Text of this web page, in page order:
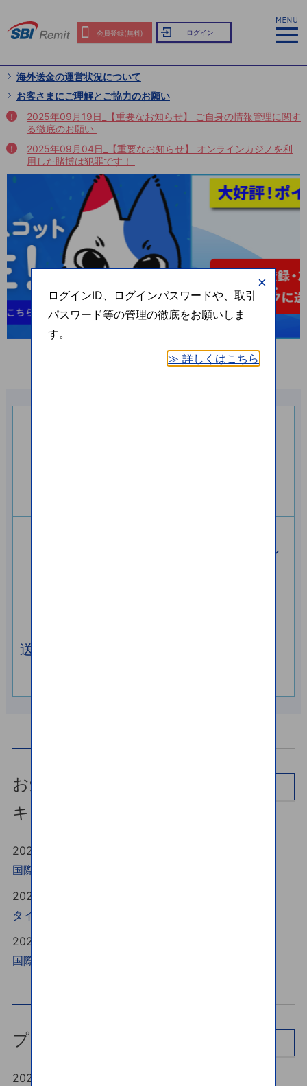
ログインID、ログインパスワードや、取引
パスワード等の管理の徹底をお願いしま
す。
≫ 詳しくはこちら
会員登録(無料) ログイン
海外送金の運営状況について
お客さまにご理解とご協力のお願い
2025年09月19日_【重要なお知らせ】 ご自身の情報管理に関す
る徹底のお願い
2025年09月04日_【重要なお知らせ】 オンラインカジノを利
用した賭博は犯罪です！
送金依頼チャネル
送金可能国・
お知らせ・
キャンペーン
2026年08月03日
国際送金取引規定改正のお知らせ
2026年07月31日
タイ銀行口座宛て送金に関する重要なお知らせ
2026年07月03日
国際送金取引規定改正のお知らせ
プレスリリース
2026年07月21日